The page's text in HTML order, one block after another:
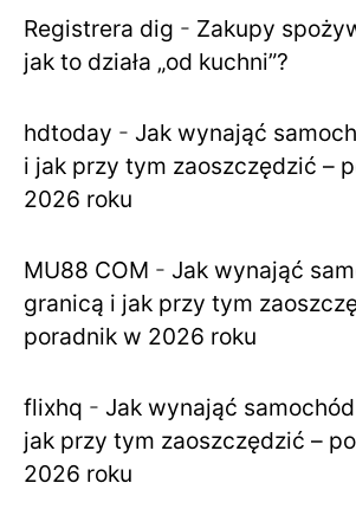
Registrera dig - Zakupy
jak to działa „od kuchni”?
hdtoday - Jak wynająć
i jak przy tym zaoszczędzić –
2026 roku
MU88 COM - Jak wynająć
granicą i jak przy tym
poradnik w 2026 roku
flixhq - Jak wynająć
jak przy tym zaoszczędzić –
2026 roku